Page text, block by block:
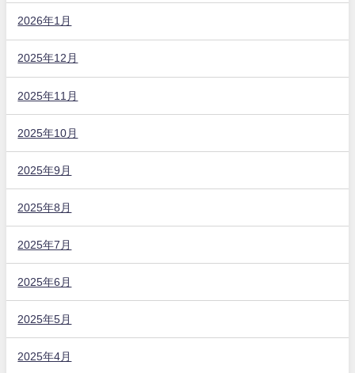
2026年1月
2025年12月
2025年11月
2025年10月
2025年9月
2025年8月
2025年7月
2025年6月
2025年5月
2025年4月